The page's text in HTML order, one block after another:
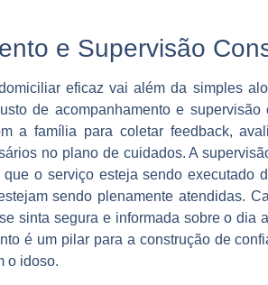
e Supervisão
eficaz vai além da simples
de acompanhamento e
a família para coletar feedback,
no plano de cuidados. A
o serviço esteja sendo executado
sendo plenamente atendidas.
sinta segura e informada sobre o dia
é um pilar para a construção de
o idoso.